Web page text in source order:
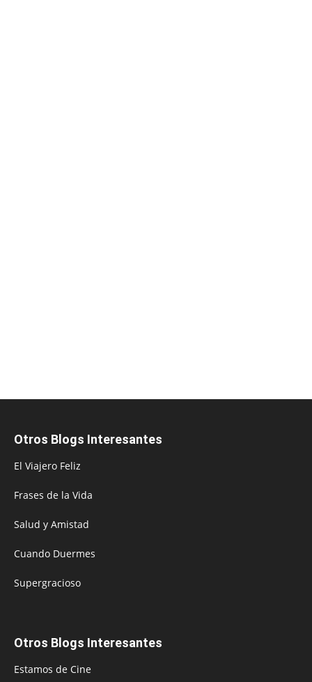
Otros Blogs Interesantes
El Viajero Feliz
Frases de la Vida
Salud y Amistad
Cuando Duermes
Supergracioso
Otros Blogs Interesantes
Estamos de Cine